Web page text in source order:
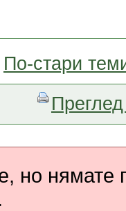
По-стари
но нямате